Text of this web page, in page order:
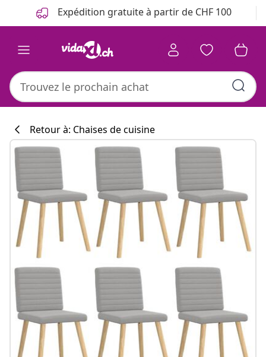
Précédent Expédition gratuite à partir de CHF 100
Retour à: Chaises de cuisine